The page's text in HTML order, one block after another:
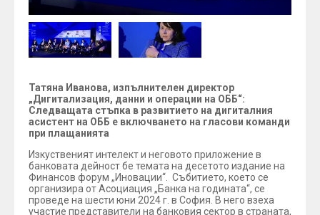
Татяна Иванова, изпълнителен директор
„Дигитализация, данни и операции на ОББ“:
Следващата стъпка в развитието на дигиталния
асистент на ОББ е включването на гласови команди
при плащанията
Изкуственият интелект и неговото приложение в
банковата дейност бе темата на десетото издание на
Финансов форум „Иновации“. Събитието, което се
организира от Асоциация „Банка на годината“, се
проведе на шести юни 2024 г. в София. В него взеха
участие представители на банковия сектор в страната,